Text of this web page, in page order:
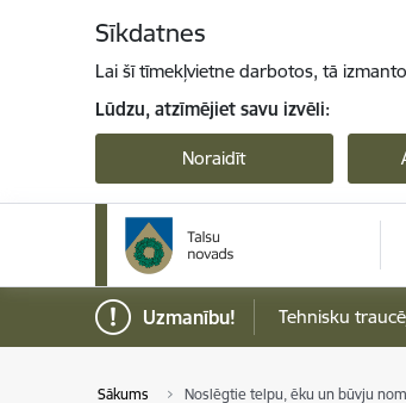
Sīkdatnes
Lai šī tīmekļvietne darbotos, tā
Lūdzu, atzīmējiet savu izvēli:
Noraidīt
Uzmanību! Tehnisku
Sākums Noslēgtie telpu, ēku un būvju